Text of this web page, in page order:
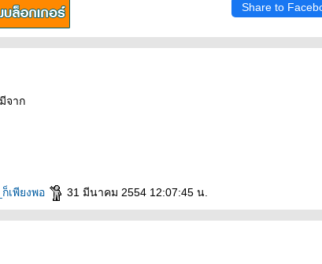
Share to
จาก
เพียงพอ 31 มีนาคม 2554 12:07:45 น.